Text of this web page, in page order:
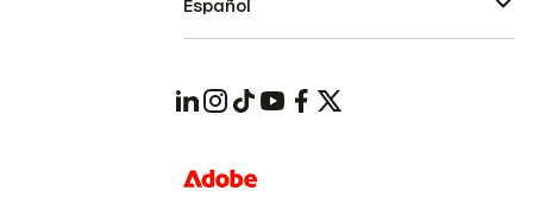
Español